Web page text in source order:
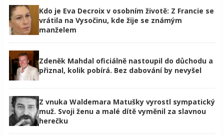
Kdo je Eva Decroix v osobním životě: Z Francie se
vrátila na Vysočinu, kde žije se známým
manželem
Zdeněk Mahdal oficiálně nastoupil do důchodu a
přiznal, kolik pobírá. Bez dabování by nevyšel
Z vnuka Waldemara Matušky vyrostl sympatický
muž. Svoji ženu a malé dítě vyměnil za slavnou
herečku